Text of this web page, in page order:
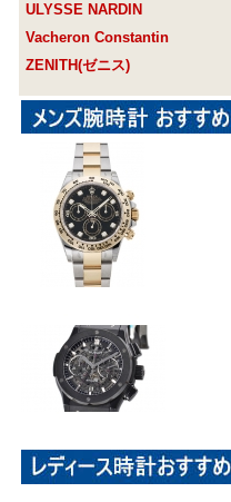
ULYSSE NARDIN
Vacheron Constantin
ZENITH(ゼニス)